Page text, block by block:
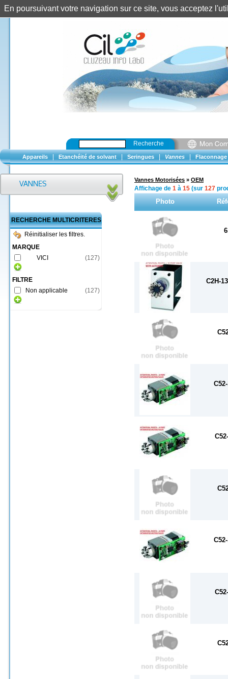
Recherche
Appareils Etanchéité de solvant Seringues Vannes Flaconnage
RECHERCHE MULTICRITERES
Réinitialiser les filtres.
MARQUE
VICI
(127)
FILTRE
Non applicable
(127)
Vannes Motorisées » OEM
Affichage de 1 à 15 (sur 127
Photo
C2H-
En poursuivant votre navigation sur ce site, vous acceptez